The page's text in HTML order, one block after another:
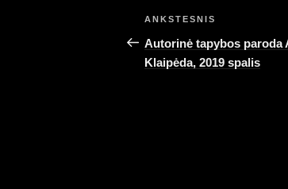
Navigacija
tarp
įrašų
Ankstesnis
įrašas
ANKSTESNIS
Autorinė tapybos paroda
Klaipėda, 2019 spalis